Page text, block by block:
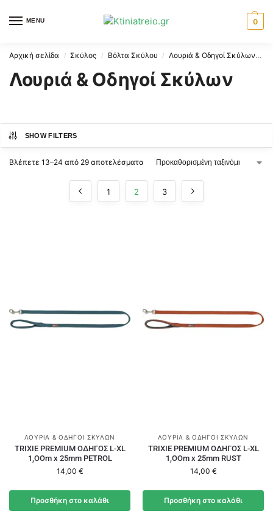
MENU 0
Αρχική σελίδα / Σκύλος / Βόλτα Σκύλου / Λουριά & Οδηγοί Σκύλων
Λουριά & Οδηγοί Σκύλων
SHOW FILTERS
Βλέπετε 13–24 από 29 αποτελέσματα
1 2 3
ΛΟΥΡΙΆ & ΟΔΗΓΟΊ ΣΚΎΛΩΝ
TRIXIE PREMIUM ΟΔΗΓΟΣ L-XL
1,OOm x 25mm PETROL
14,00 €
Προσθήκη στο καλάθι
ΛΟΥΡΙΆ & ΟΔΗΓΟΊ ΣΚΎΛΩΝ
TRIXIE PREMIUM ΟΔΗΓΟΣ L-XL
1,OOm x 25mm RUST
14,00 €
Προσθήκη στο καλάθι